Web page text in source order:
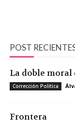
POST
La doble
Corrección Política
Frontera